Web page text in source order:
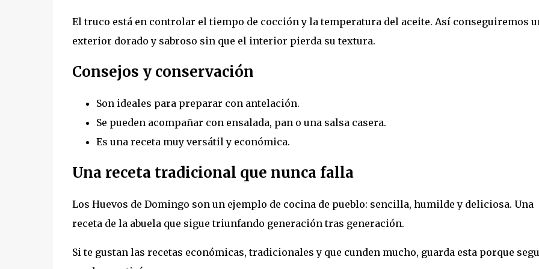
El truco está en controlar el tiempo de cocción y la temperatura del aceite. Así conseguiremos
exterior dorado y sabroso sin que el interior pierda su textura.
Consejos y conservación
Son ideales para preparar con antelación.
Se pueden acompañar con ensalada, pan o una salsa casera.
Es una receta muy versátil y económica.
Una receta tradicional que nunca falla
Los Huevos de Domingo son un ejemplo de cocina de pueblo: sencilla, humilde y deliciosa. Una
receta de la abuela que sigue triunfando generación tras generación.
Si te gustan las recetas económicas, tradicionales y que cunden mucho, guarda esta porque